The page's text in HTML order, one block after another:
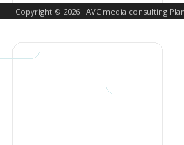
Copyright © 2026 · AVC media consulting